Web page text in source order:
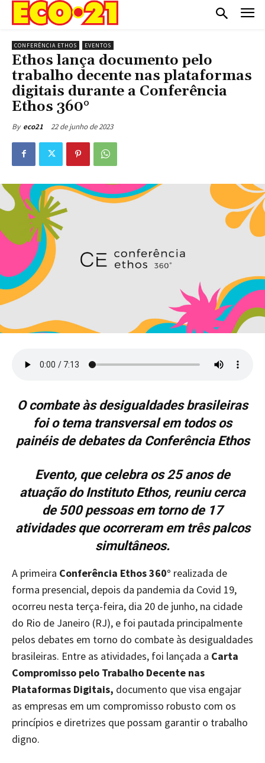
CONFERÊNCIA ETHOS EVENTOS
Ethos lança documento pelo
trabalho decente nas plataformas
digitais durante a Conferência
Ethos 360°
By eco21 22 de junho de 2023
O combate às desigualdades brasileiras
foi o tema transversal em todos os
painéis de debates da Conferência Ethos
Evento, que celebra os 25 anos de
atuação do Instituto Ethos, reuniu cerca
de 500 pessoas em torno de 17
atividades que ocorreram em três palcos
simultâneos.
A primeira Conferência Ethos 360° realizada de
forma presencial, depois da pandemia da Covid 19,
ocorreu nesta terça-feira, dia 20 de junho, na cidade
do Rio de Janeiro (RJ), e foi pautada principalmente
pelos debates em torno do combate às desigualdades
brasileiras. Entre as atividades, foi lançada a Carta
Compromisso pelo Trabalho Decente nas
Plataformas Digitais, documento que visa engajar
as empresas em um compromisso robusto com os
princípios e diretrizes que possam garantir o trabalho
digno.